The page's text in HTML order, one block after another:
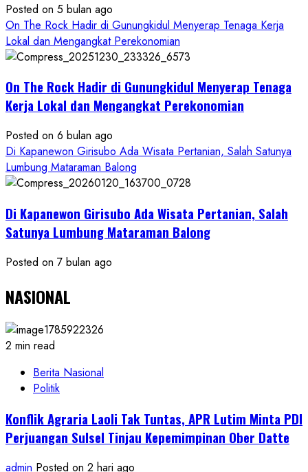
Posted on 5 bulan ago
On The Rock Hadir di Gunungkidul Menyerap Tenaga Kerja
Lokal dan Mengangkat Perekonomian
On The Rock Hadir di Gunungkidul Menyerap Tenaga
Kerja Lokal dan Mengangkat Perekonomian
Posted on 6 bulan ago
Di Kapanewon Girisubo Ada Wisata Pertanian, Salah Satunya
Lumbung Mataraman Balong
Di Kapanewon Girisubo Ada Wisata Pertanian, Salah
Satunya Lumbung Mataraman Balong
Posted on 7 bulan ago
NASIONAL
2 min read
Berita Nasional
Politik
Konflik Agraria Laoli Tak Tuntas, APR Lutim Minta PDI
Perjuangan Sulsel Tinjau Kepemimpinan Ober Datte
admin Posted on 2 hari ago